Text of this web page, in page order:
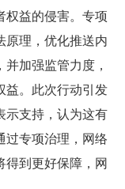
权益的侵害。专项
原理，优化推送内
加强监管力度，
益。此次行动引发
示支持，认为这有
过专项治理，网络
得到更好保障，网